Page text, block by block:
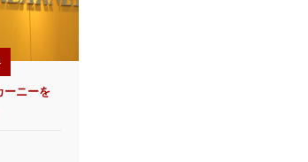
ーニーを